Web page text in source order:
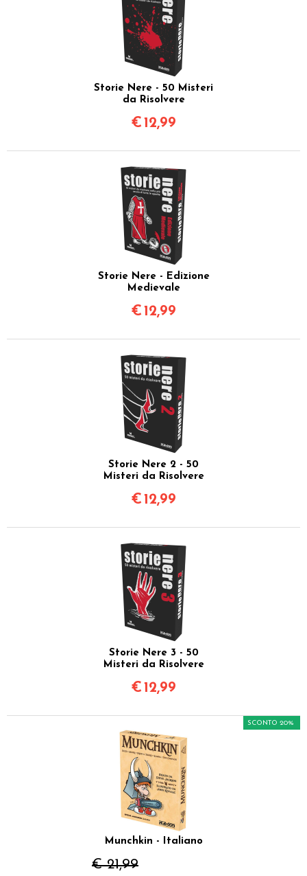
Storie Nere - 50 Misteri
da Risolvere
€ 12,99
Storie Nere - Edizione
Medievale
€ 12,99
Storie Nere 2 - 50
Misteri da Risolvere
€ 12,99
Storie Nere 3 - 50
Misteri da Risolvere
€ 12,99
Munchkin - Italiano
€ 21,99
SCONTO 20%